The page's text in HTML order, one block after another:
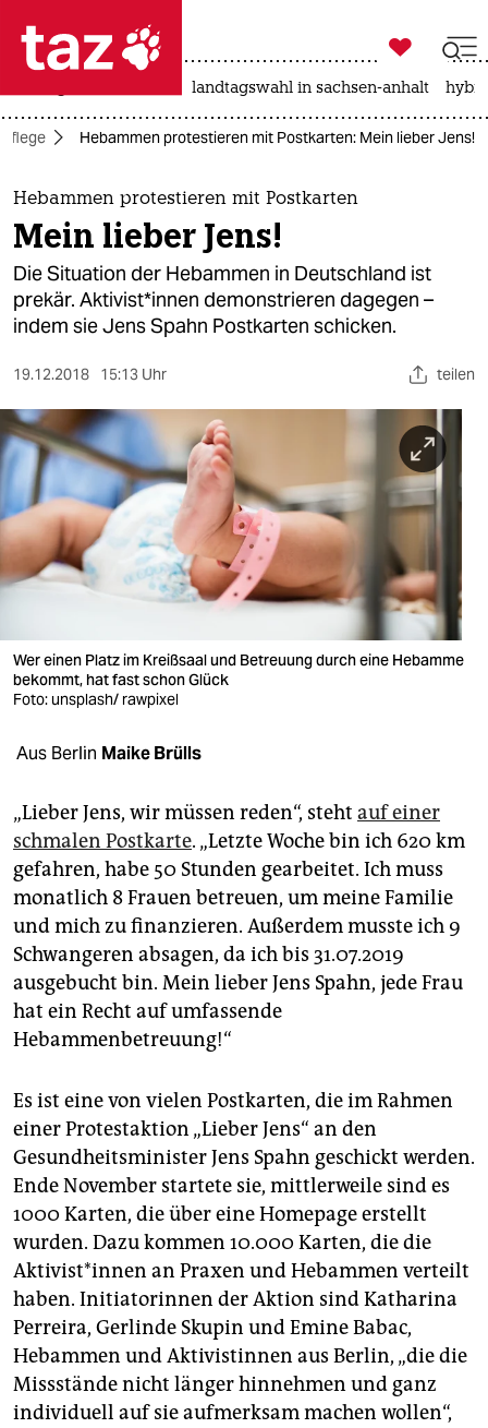
 taz zahl ich
taz zahl ich
themen
politik
öko
sport
berlin
nord
wahrheit
verlag
verlag
shop
fragen & hilfe
unterstützen
abo
genossenschaft
epaper login

taz zahl ich
landtagswahl in sachsen-anhalt
Pflege Hebammen protestieren mit Postkarten: Mein lieber Jens!
Hebammen protestieren mit Postkarten
Mein lieber Jens!
Die Situation der Hebammen in Deutschland ist
prekär. Aktivist*innen demonstrieren dagegen –
indem sie Jens Spahn Postkarten schicken.
19.12.2018 15:13 Uhr teilen
Wer einen Platz im Kreißsaal und Betreuung durch eine Hebamme
bekommt, hat fast schon Glück
Foto: unsplash/ rawpixel
Aus Berlin Maike Brülls
„Lieber Jens, wir müssen reden“, steht auf einer
schmalen Postkarte. „Letzte Woche bin ich 620 km
gefahren, habe 50 Stunden gearbeitet. Ich muss
monatlich 8 Frauen betreuen, um meine Familie
und mich zu finanzieren. Außerdem musste ich 9
Schwangeren absagen, da ich bis 31.07.2019
ausgebucht bin. Mein lieber Jens Spahn, jede Frau
hat ein Recht auf umfassende
Hebammenbetreuung!“
Es ist eine von vielen Postkarten, die im Rahmen
einer Protestaktion „Lieber Jens“ an den
Gesundheitsminister Jens Spahn geschickt werden.
Ende November startete sie, mittlerweile sind es
1000 Karten, die über eine Homepage erstellt
wurden. Dazu kommen 10.000 Karten, die die
Aktivist*innen an Praxen und Hebammen verteilt
haben. Initiatorinnen der Aktion sind Katharina
Perreira, Gerlinde Skupin und Emine Babac,
Hebammen und Aktivistinnen aus Berlin, „die die
Missstände nicht länger hinnehmen und ganz
individuell auf sie aufmerksam machen wollen“,